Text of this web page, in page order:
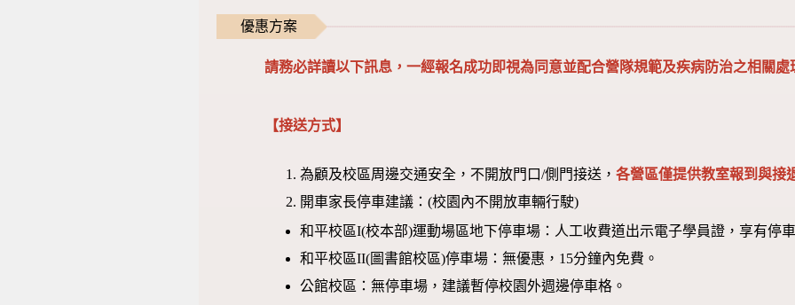
優惠方案
請務必詳讀以下訊息，一經報名成功即視為同意並配合營隊規範及疾病防治之相關處
【接送方式】
為顧及校區周邊交通安全，不開放門口/側門接送，各營區僅提供教室報到與接
開車家長停車建議：(校園內不開放車輛行駛)
和平校區I(校本部)運動場區地下停車場：人工收費道出示電子學員證，享有停
和平校區II(圖書館校區)停車場：無優惠，15分鐘內免費。
公館校區：無停車場，建議暫停校園外週邊停車格。